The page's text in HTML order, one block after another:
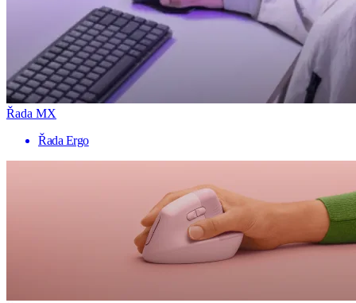
Řada MX
Řada Ergo